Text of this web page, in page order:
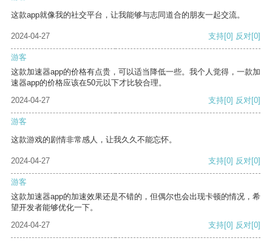
这款app就像我的社交平台，让我能够与志同道合的朋友一起交流。
2024-04-27 支持[0] 反对[0]
游客
这款加速器app的价格有点贵，可以适当降低一些。我个人觉得，一款加
速器app的价格应该在50元以下才比较合理。
2024-04-27
支持[0] 反对[0]
游客
这款游戏的剧情非常感人，让我久久不能忘怀。
2024-04-27 支持[0] 反对[0]
游客
这款加速器app的加速效果还是不错的，但偶尔也会出现卡顿的情况，希
望开发者能够优化一下。
2024-04-27
支持[0] 反对[0]